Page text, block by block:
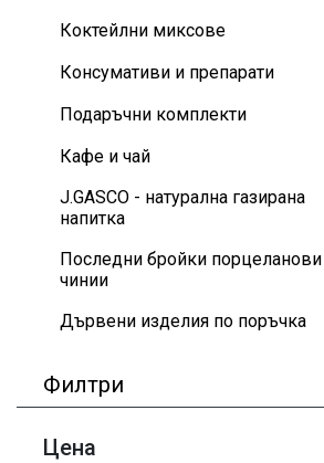
Коктейлни миксове
Консумативи и препарати
Подаръчни комплекти
Кафе и чай
J.GASCO - натурална газирана
напитка
Последни бройки порцеланови
чинии
Дървени изделия по поръчка
Филтри
Цена